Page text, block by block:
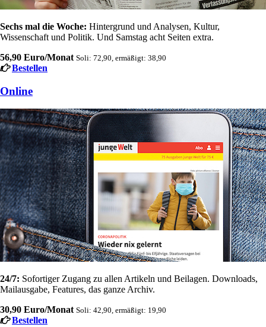
Sechs mal die Woche: Hintergrund und Analysen, Kultur,
Wissenschaft und Politik. Und Samstag acht Seiten extra.
56,90 Euro/Monat Soli: 72,90, ermäßigt: 38,90
Bestellen
Online
24/7: Sofortiger Zugang zu allen Artikeln und Beilagen. Downloads,
Mailausgabe, Features, das ganze Archiv.
30,90 Euro/Monat Soli: 42,90, ermäßigt: 19,90
Bestellen